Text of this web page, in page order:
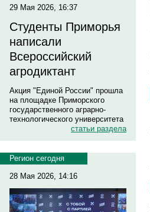
29 Мая 2026, 16:37
Студенты Приморья
написали
Всероссийский
агродиктант
Акция "Единой России" прошла
на площадке Приморского
государственного аграрно-
технологического университета
статьи раздела
Регион сегодня
28 Мая 2026, 14:16